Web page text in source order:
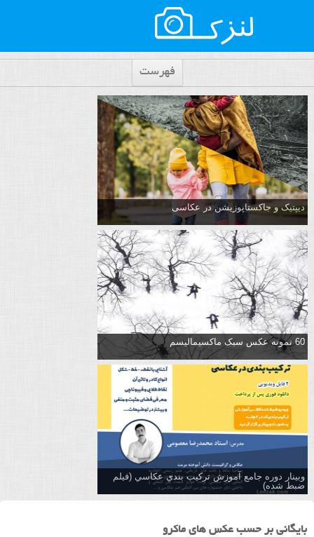
فهرست
دیپتیک و جاکستا‌پوزیشن در عکاسی
60 نمونه عکس سبک ماکسیمالیسم
وبینار دوره جامع آموزش تركيب بندي عكاسي (فیلم
ضبط شده)
بایگانی بر حسب عکس های ماکرو